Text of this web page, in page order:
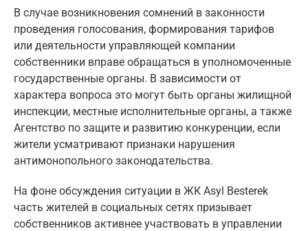
В случае возникновения сомнений в законности
проведения голосования, формирования тарифов
или деятельности управляющей компании
собственники вправе обращаться в уполномоченные
государственные органы. В зависимости от
характера вопроса это могут быть органы жилищной
инспекции, местные исполнительные органы, а также
Агентство по защите и развитию конкуренции, если
жители усматривают признаки нарушения
антимонопольного законодательства.
На фоне обсуждения ситуации в ЖК Asyl Besterek
часть жителей в социальных сетях призывает
собственников активнее участвовать в управлении